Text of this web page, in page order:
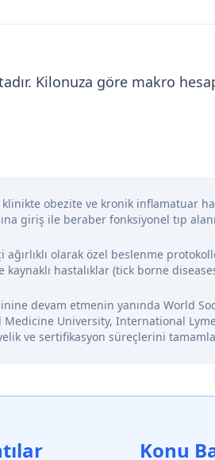
Kilonuza göre makro
obezite ve kronik inflamatuar
giriş ile beraber fonksiyonel tıp
olarak özel beslenme
hastalıklar (tick borne
devam etmenin yanında World
University, International
ve sertifikasyon süreçlerini
Konu